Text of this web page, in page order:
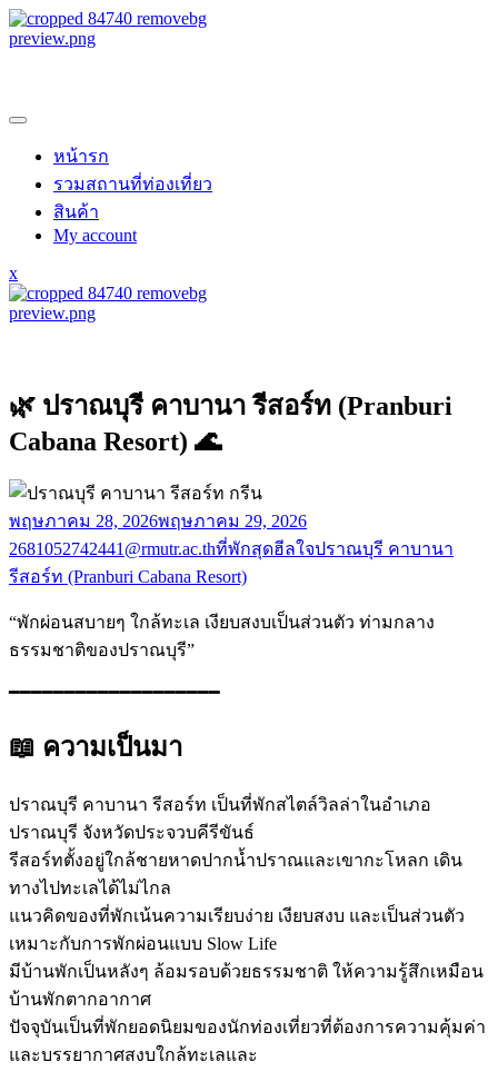
หน้ารก
รวมสถานที่ท่องเที่ยว
สินค้า
My account
x
🌿 ปราณบุรี คาบานา รีสอร์ท (Pranburi
Cabana Resort) 🌊
พฤษภาคม 28, 2026พฤษภาคม 29, 2026
2681052742441@rmutr.ac.thที่พักสุดฮีลใจปราณบุรี คาบานา
รีสอร์ท (Pranburi Cabana Resort)
“พักผ่อนสบายๆ ใกล้ทะเล เงียบสงบเป็นส่วนตัว ท่ามกลาง
ธรรมชาติของปราณบุรี”
━━━━━━━━━━━━━━━━━━━
📖 ความเป็นมา
ปราณบุรี คาบานา รีสอร์ท เป็นที่พักสไตล์วิลล่าในอำเภอ
ปราณบุรี จังหวัดประจวบคีรีขันธ์
รีสอร์ทตั้งอยู่ใกล้ชายหาดปากน้ำปราณและเขากะโหลก เดิน
ทางไปทะเลได้ไม่ไกล
แนวคิดของที่พักเน้นความเรียบง่าย เงียบสงบ และเป็นส่วนตัว
เหมาะกับการพักผ่อนแบบ Slow Life
มีบ้านพักเป็นหลังๆ ล้อมรอบด้วยธรรมชาติ ให้ความรู้สึกเหมือน
บ้านพักตากอากาศ
ปัจจุบันเป็นที่พักยอดนิยมของนักท่องเที่ยวที่ต้องการความคุ้มค่า
และบรรยากาศสงบใกล้ทะเลและ